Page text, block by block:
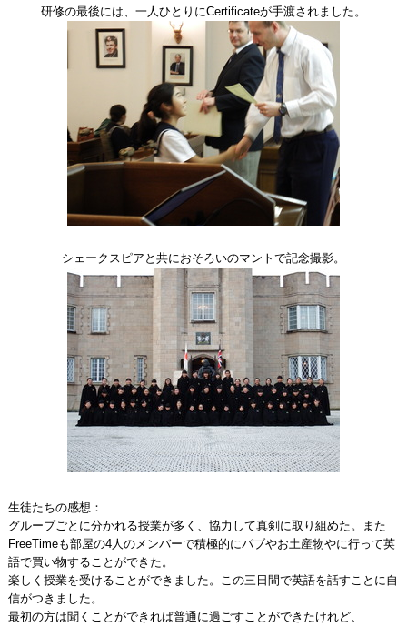
研修の最後には、一人ひとりにCertificateが手渡されました。
シェークスピアと共におそろいのマントで記念撮影。
生徒たちの感想：
グループごとに分かれる授業が多く、協力して真剣に取り組めた。また
FreeTimeも部屋の4人のメンバーで積極的にパブやお土産物やに行って英
語で買い物することができた。
楽しく授業を受けることができました。この三日間で英語を話すことに自
信がつきました。
最初の方は聞くことができれば普通に過ごすことができたけれど、